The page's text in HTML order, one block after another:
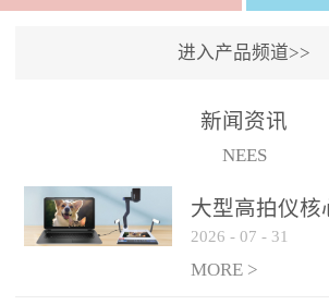
打造的互动授课软件，
QVote 以 “让每一堂课都充
功能与数据化教学分析，
课堂互动解决方案，重新
定义了师生互动的新模
进入产品频道>>
新闻资讯
NEES
大型高拍仪核
选购建议
2026 - 07 - 31
MORE >